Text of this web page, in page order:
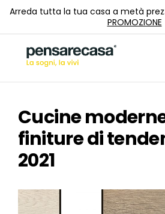
Arreda tutta la tua casa a metà
PROMOZIONE
Cucine
finiture di
2021